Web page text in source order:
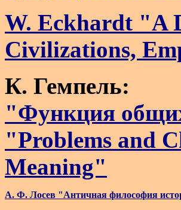
W. Eckhardt "A
Civilizations,
К. Гемпель:
"Функция
"Problems and
Meaning"
А. Ф. Лосев "Античная философия